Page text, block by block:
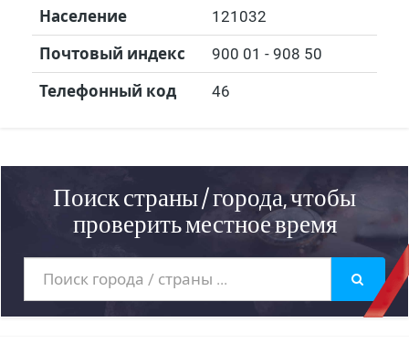
Население 121032
Почтовый индекс 900 01 - 908 50
Телефонный код 46
Поиск страны / города, чтобы
проверить местное время